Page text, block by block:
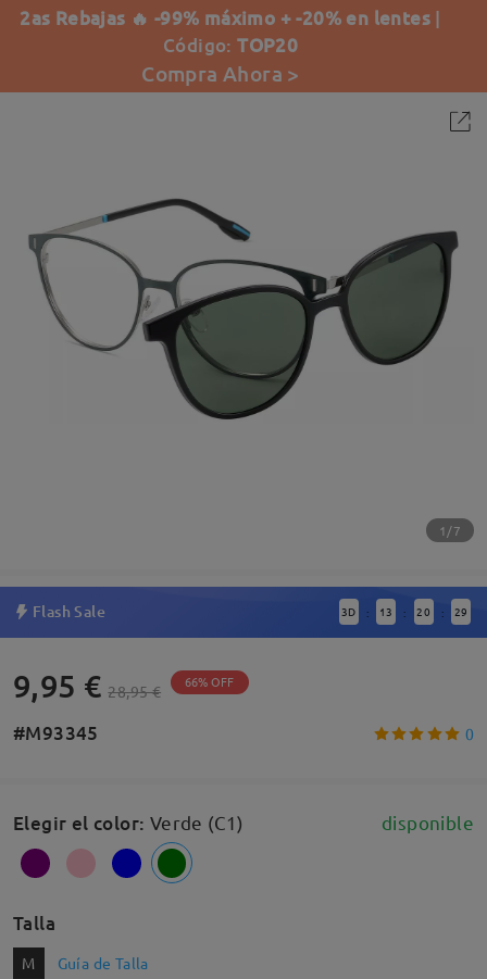
2as Rebajas 🔥 -99% máximo + -20% en lentes |
Código:TOP20
Compra Ahora >
1/7
Flash Sale 3D : 13 : 20 : 28
9,95 € 28,95 € 66% OFF
#M93345 0
Elegir el color: Verde (C1) disponible
Talla
M Guía de Talla